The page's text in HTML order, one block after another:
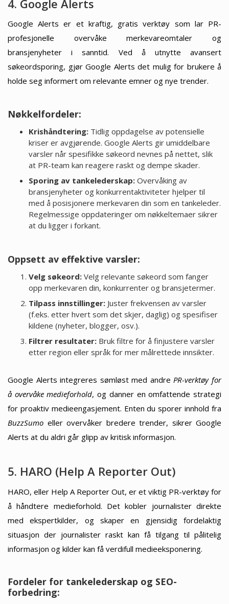
4. Google Alerts
Google Alerts er et kraftig, gratis verktøy som lar PR-
profesjonelle overvåke merkevareomtaler og
bransjenyheter i sanntid. Ved å utnytte avansert
søkeordsporing, gjør Google Alerts det mulig for brukere å
holde seg informert om relevante emner og nye trender.
Nøkkelfordeler:
Krishåndtering:Tidlig oppdagelse av potensielle
kriser er avgjørende. Google Alerts gir umiddelbare
varsler når spesifikke søkeord nevnes på nettet, slik
at PR-team kan reagere raskt og dempe skader.
Sporing av tankelederskap:Overvåking av
bransjenyheter og konkurrentaktiviteter hjelper til
med å posisjonere merkevaren din som en tankeleder.
Regelmessige oppdateringer om nøkkeltemaer sikrer
at du ligger i forkant.
Oppsett av effektive varsler:
Velg søkeord:Velg relevante søkeord som fanger
opp merkevaren din, konkurrenter og bransjetermer.
Tilpass innstillinger:Juster frekvensen av varsler
(f.eks. etter hvert som det skjer, daglig) og spesifiser
kildene (nyheter, blogger, osv.).
Filtrer resultater:Bruk filtre for å finjustere varsler
etter region eller språk for mer målrettede innsikter.
Google Alerts integreres sømløst med andre PR-verktøy for
å overvåke medieforhold, og danner en omfattende strategi
for proaktiv medieengasjement. Enten du sporer innhold fra
BuzzSumo eller overvåker bredere trender, sikrer Google
Alerts at du aldri går glipp av kritisk informasjon.
5. HARO (Help A Reporter Out)
HARO, eller Help A Reporter Out, er et viktig PR-verktøy for
å håndtere medieforhold. Det kobler journalister direkte
med ekspertkilder, og skaper en gjensidig fordelaktig
situasjon der journalister raskt kan få tilgang til pålitelig
informasjon og kilder kan få verdifull medieeksponering.
Fordeler for tankelederskap og SEO-
forbedring: